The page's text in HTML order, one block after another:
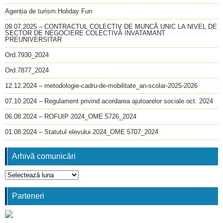
Agenția de turism Holiday Fun
09.07.2025 – CONTRACTUL COLECTIV DE MUNCĂ UNIC LA NIVEL DE
SECTOR DE NEGOCIERE COLECTIVĂ INVATAMANT
PREUNIVERSITAR
Ord.7930_2024
Ord.7877_2024
12.12.2024 – metodologie-cadru-de-mobilitate_an-scolar-2025-2026
07.10.2024 – Regulament privind acordarea ajutoarelor sociale oct. 2024
06.08.2024 – ROFUIP 2024_OME 5726_2024
01.08.2024 – Statutul elevului 2024_OME 5707_2024
Arhivă comunicări
Arhivă
comunicări
Parteneri